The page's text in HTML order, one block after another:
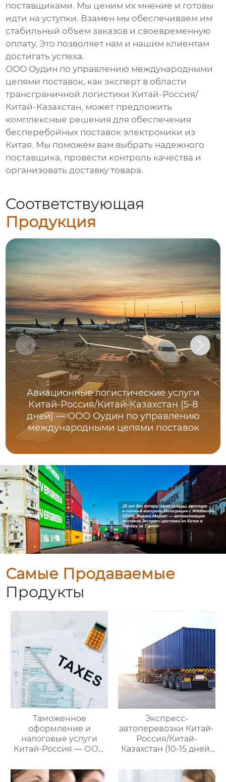
поставщиками. Мы ценим их мнение и готовы
идти на уступки. Взамен мы обеспечиваем им
стабильный объем заказов и своевременную
оплату. Это позволяет нам и нашим клиентам
достигать успеха.
ООО Оудин по управлению международными
цепями поставок, как эксперт в области
трансграничной логистики Китай-Россия/
Китай-Казахстан, может предложить
комплексные решения для обеспечения
бесперебойных поставок электроники из
Китая. Мы поможем вам выбрать надежного
поставщика, провести контроль качества и
организовать доставку товара.
Соответствующая
Продукция
Авиационные логистические услуги
Китай-Россия/Китай-Казахстан (5-8
дней) — ООО Оудин по управлению
международными цепями поставок
Самые Продаваемые
Продукты
Таможенное
оформление и
налоговые услуги
Китай-Россия — ООО
международными
цепями поставок
Экспресс-
автоперевозки Китай-
Россия/Китай-
Казахстан (10-15 дней)
управлению
международными